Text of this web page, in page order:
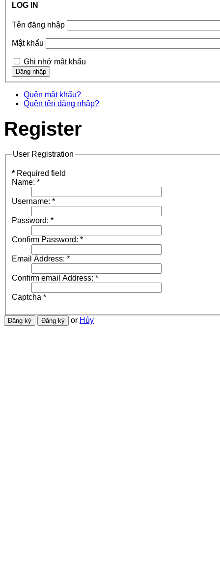
LOG IN
Tên đăng nhập
Mật khẩu
Ghi nhớ mật khẩu
Quên mật khẩu?
Quên tên đăng nhập?
Register
User Registration
* Required field
Name: *
Username: *
Password: *
Confirm Password: *
Email Address: *
Confirm email Address: *
Captcha *
or Hủy